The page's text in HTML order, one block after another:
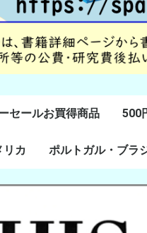
セールお買得商品 500
リカ
メリカ全般
究
ブ研究
究
ン研究
ポルトガル・ブラ
ポルトガル研究
ブラジル研究